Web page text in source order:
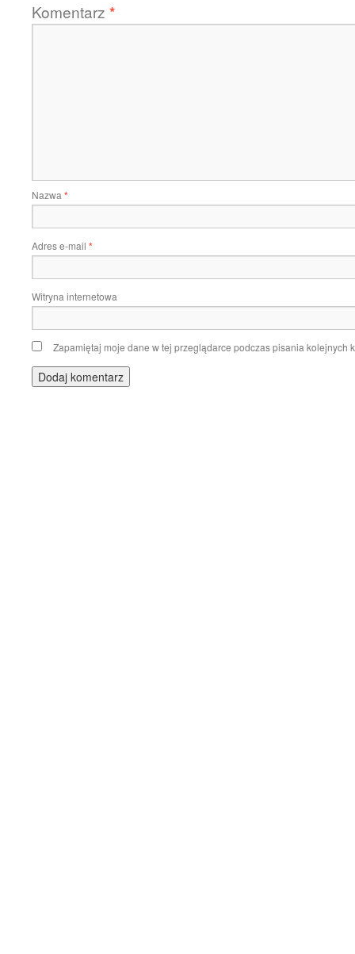
Komentarz *
Nazwa *
Adres e-mail *
Witryna internetowa
Zapamiętaj moje dane w tej przeglądarce podczas pisania kolejnych